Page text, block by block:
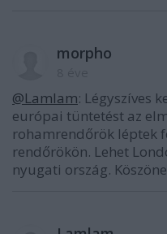
morpho
@Lamlam: Légyszíves
európai tüntetést az
rohamrendőrök léptek
rendőrökön. Lehet
nyugati ország.